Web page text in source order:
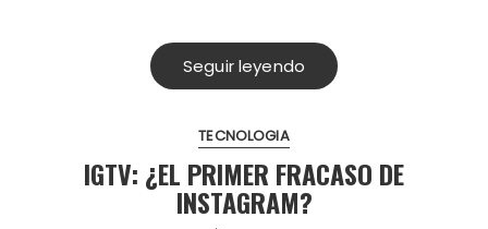
Seguir leyendo
TECNOLOGIA
IGTV: ¿EL PRIMER FRACASO DE
INSTAGRAM?